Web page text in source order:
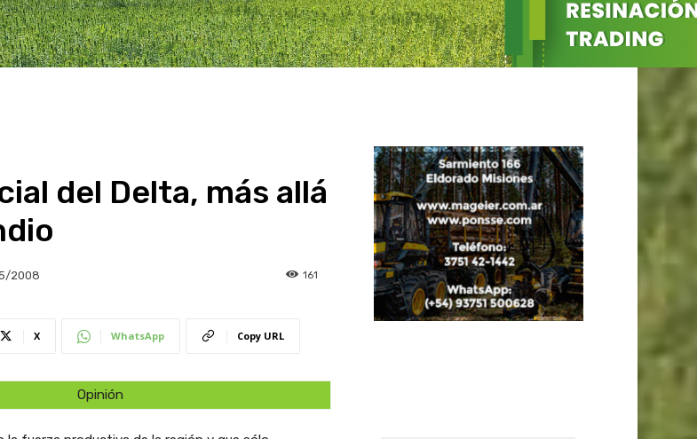
del Delta, más allá
2008 161
X WhatsApp Copy URL
Opinión